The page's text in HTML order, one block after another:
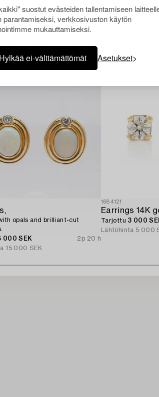
suostut evästeiden tallentamiseen
parantamiseksi, verkkosivuston käytön
mukauttamiseksi.
Hylkää ei-välttämättömät Asetukset
katsomia kohteita
opals and brilliant-cut
000 SEK
2p 20 h
15 000 SEK
1684121
Tarjottu 3 000
Lähtöhinta 5 000